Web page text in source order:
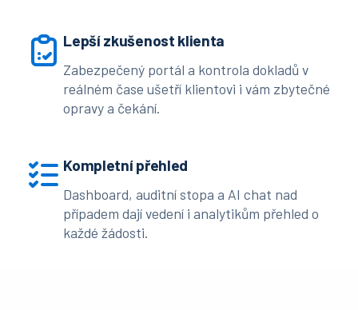
Lepší zkušenost klienta
Zabezpečený portál a kontrola dokladů v
reálném čase ušetří klientovi i vám zbytečné
opravy a čekání.
Kompletní přehled
Dashboard, auditní stopa a AI chat nad
případem dají vedení i analytikům přehled o
každé žádosti.